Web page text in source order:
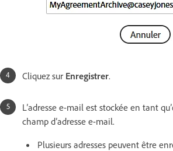
Cliquez sur Enregistrer.
L’adresse e-mail est stockée en tant
champ d’adresse e-mail.
Plusieurs adresses peuvent être